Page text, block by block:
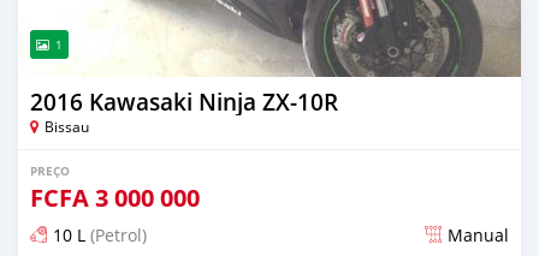
1
2016 Kawasaki Ninja ZX-10R
Bissau
PREÇO
FCFA3 000 000
10 L (Petrol) Manual